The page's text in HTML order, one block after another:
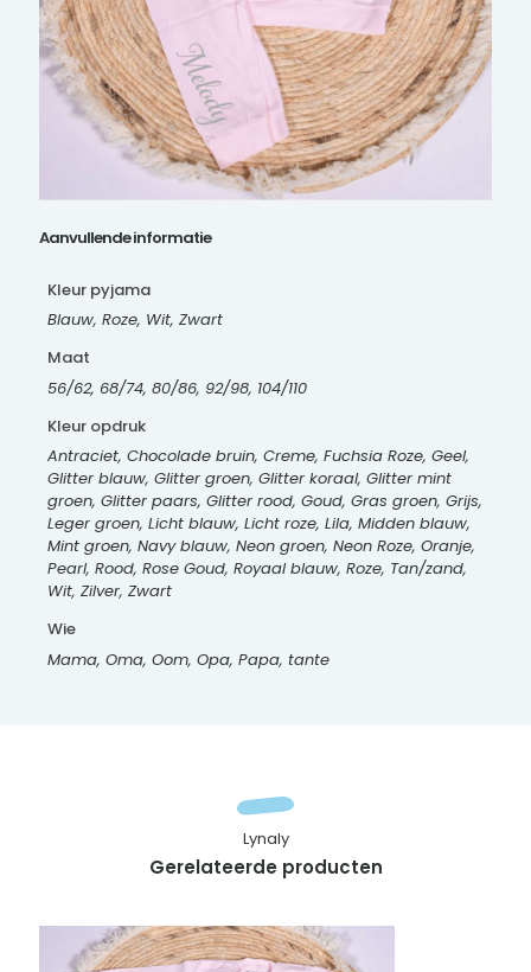
Aanvullende informatie
Kleur pyjama
Blauw, Roze, Wit, Zwart
Maat
56/62, 68/74, 80/86, 92/98, 104/110
Kleur opdruk
Antraciet, Chocolade bruin, Creme, Fuchsia Roze, Geel,
Glitter blauw, Glitter groen, Glitter koraal, Glitter mint
groen, Glitter paars, Glitter rood, Goud, Gras groen, Grijs,
Leger groen, Licht blauw, Licht roze, Lila, Midden blauw,
Mint groen, Navy blauw, Neon groen, Neon Roze, Oranje,
Pearl, Rood, Rose Goud, Royaal blauw, Roze, Tan/zand,
Wit, Zilver, Zwart
Wie
Mama, Oma, Oom, Opa, Papa, tante
Gerelateerde producten
Lynaly